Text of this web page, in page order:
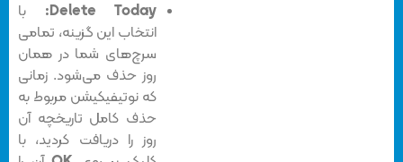
Delete Today: با
انتخاب این گزینه، تمامی
سرچ‌های شما در همان
روز حذف می‌شود. زمانی
که نوتیفیکیشن مربوط به
حذف کامل تاریخچه آن
روز را دریافت کردید، با